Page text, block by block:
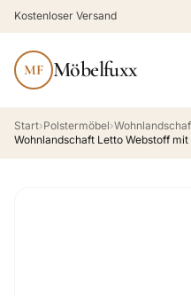
Kostenloser Versand
MF Möbelfuxx
Start›Polstermöbel›
Wohnlandschaft Letto Webstoff